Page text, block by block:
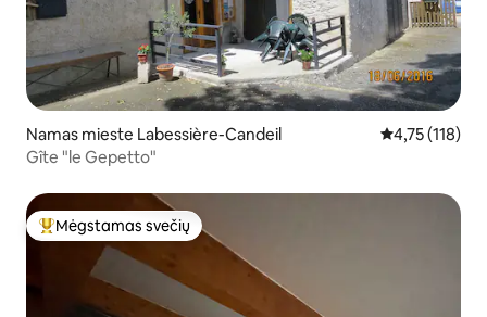
Namas mieste Labessière-Candeil Vidutinis
4,75 (118)
Gîte "le Gepetto"
Svečių mėgstamiausias
Mėgstamas svečių